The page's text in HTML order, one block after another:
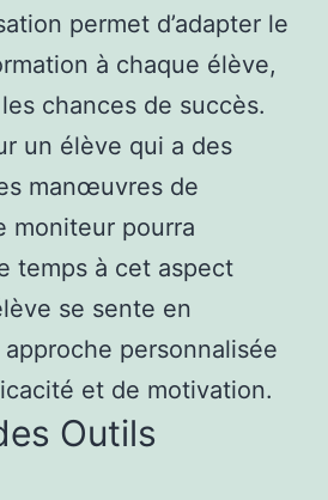
permet d’adapter le
à chaque élève,
chances de succès.
un élève qui a des
manœuvres de
moniteur pourra
temps à cet aspect
se sente en
personnalisée
et de motivation.
Outils